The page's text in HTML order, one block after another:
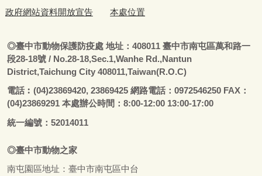
政府網站資料開放宣告 本處位置
◎臺中市動物保護防疫處地址：408011 臺中市南屯區萬和路一
段28-18號 / No.28-18,Sec.1,Wanhe Rd.,Nantun
District,Taichung City 408011,Taiwan(R.O.C)
電話︰ (04)23869420, 23869425 網路電話：0972546250 FAX：
(04)23869291 本處辦公時間：8:00-12:00 13:00-17:00
統一編號：52014011
◎臺中市動物之家
南屯園區地址： 臺中市南屯區中台